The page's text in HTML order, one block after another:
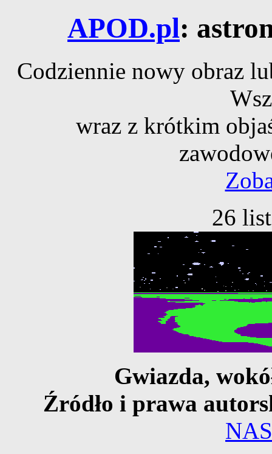
APOD.pl:
Codziennie nowy obraz
wraz z krótkim
26
Gwiazda,
Źródło i prawa